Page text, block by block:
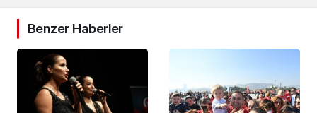
Benzer Haberler